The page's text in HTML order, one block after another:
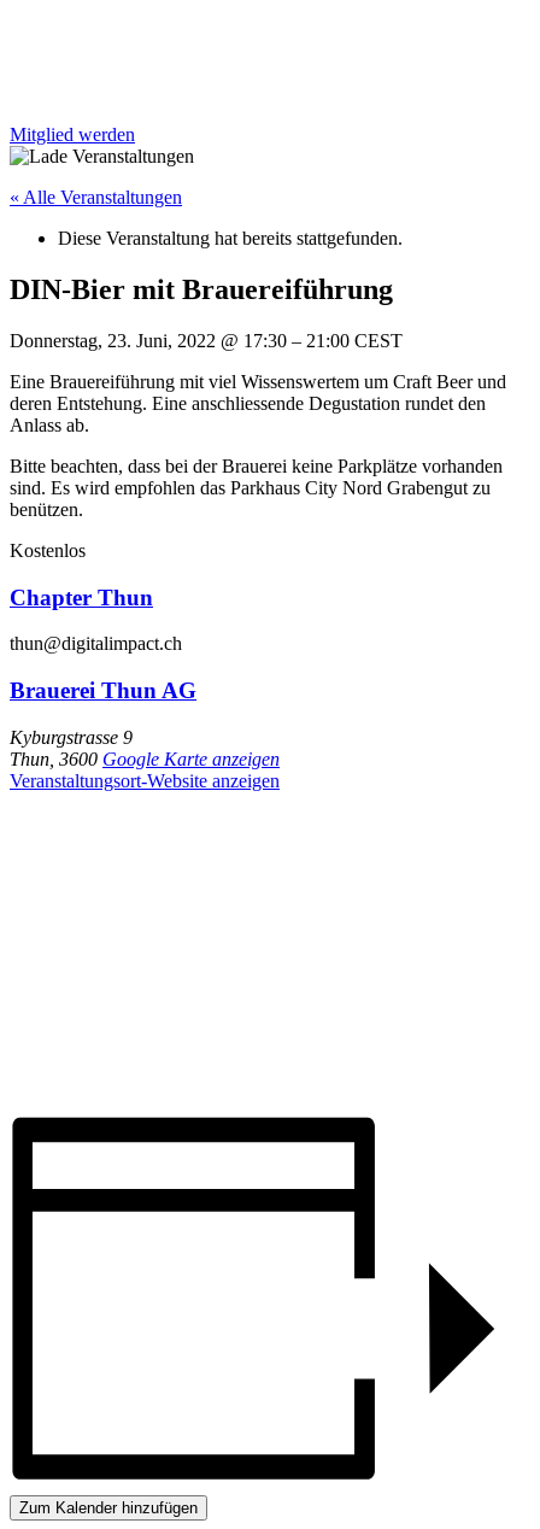
Mitglied werden
« Alle Veranstaltungen
Diese Veranstaltung hat bereits stattgefunden.
DIN-Bier mit Brauereiführung
Donnerstag, 23. Juni, 2022 @ 17:30 – 21:00 CEST
Eine Brauereiführung mit viel Wissenswertem um Craft Beer und
deren Entstehung. Eine anschliessende Degustation rundet den
Anlass ab.
Bitte beachten, dass bei der Brauerei keine Parkplätze vorhanden
sind. Es wird empfohlen das Parkhaus City Nord Grabengut zu
benützen.
Kostenlos
Chapter Thun
thun@digitalimpact.ch
Brauerei Thun AG
Kyburgstrasse 9
Thun 3600 Google Karte anzeigen
Veranstaltungsort-Website anzeigen
Zum Kalender hinzufügen